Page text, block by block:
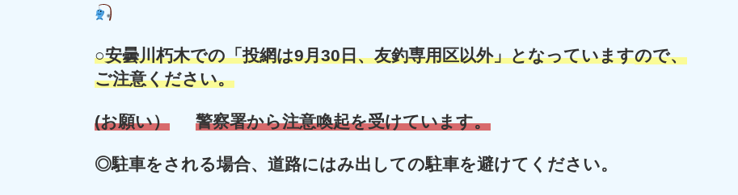
○安曇川朽木での「投網は9月30日、友釣専用区以外」となっていますので、
ご注意ください。
(お願い） 警察署から注意喚起を受けています。
◎駐車をされる場合、道路にはみ出しての駐車を避けてください。